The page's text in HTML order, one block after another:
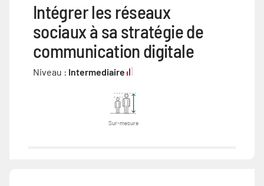
Intégrer les réseaux
sociaux à sa stratégie de
communication digitale
Niveau : Intermediaire
Sur-mesure